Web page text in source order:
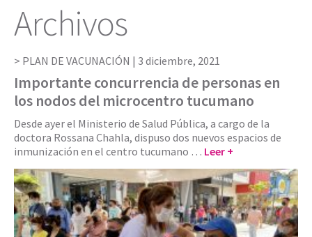
Archivos
PLAN DE VACUNACIÓN | 3 diciembre, 2021
Importante concurrencia de personas en
los nodos del microcentro tucumano
Desde ayer el Ministerio de Salud Pública, a cargo de la
doctora Rossana Chahla, dispuso dos nuevos espacios de
inmunización en el centro tucumano … Leer +